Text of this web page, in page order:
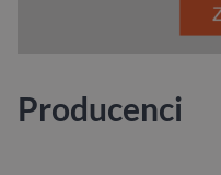
Producenci